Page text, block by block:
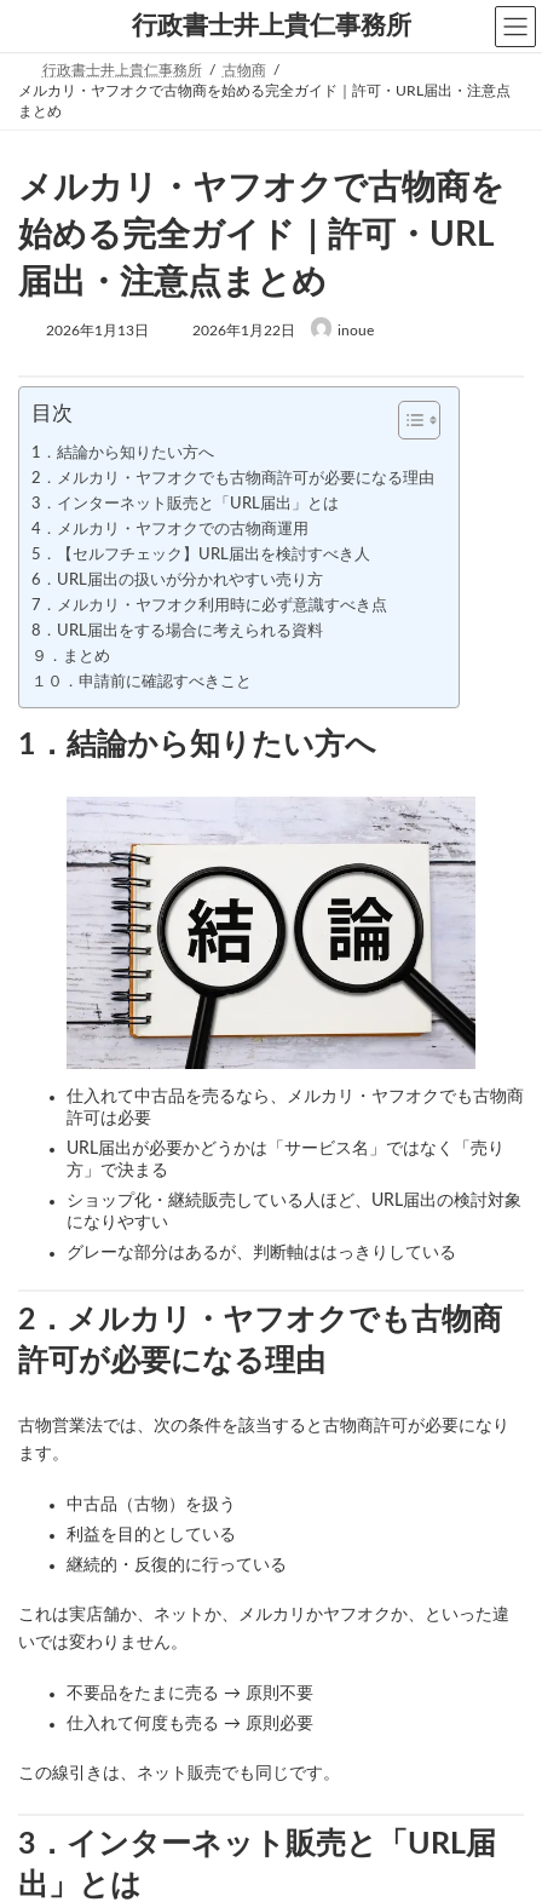
行政書士井上貴仁事務所
行政書士井上貴仁事務所
古物商
メルカリ・ヤフオクで古物商を始める完全ガイド｜許可・URL届出・注意点
まとめ
メルカリ・ヤフオクで古物商を
始める完全ガイド｜許可・URL
届出・注意点まとめ
2026年1月13日
最
新
:
2026年1月22日 inoue
目次
1．結論から知りたい方へ
2．メルカリ・ヤフオクでも古物商許可が必要になる理由
3．インターネット販売と「URL届出」とは
4．メルカリ・ヤフオクでの古物商運用
5．【セルフチェック】URL届出を検討すべき人
6．URL届出の扱いが分かれやすい売り方
7．メルカリ・ヤフオク利用時に必ず意識すべき点
8．URL届出をする場合に考えられる資料
９．まとめ
１０．申請前に確認すべきこと
1．結論から知りたい方へ
仕入れて中古品を売るなら、メルカリ・ヤフオクでも古物商
許可は必要
URL届出が必要かどうかは「サービス名」ではなく「売り
方」で決まる
ショップ化・継続販売している人ほど、URL届出の検討対象
になりやすい
グレーな部分はあるが、判断軸ははっきりしている
2．メルカリ・ヤフオクでも古物商
許可が必要になる理由
古物営業法では、次の条件を該当すると古物商許可が必要になり
ます。
中古品（古物）を扱う
利益を目的としている
継続的・反復的に行っている
これは実店舗か、ネットか、メルカリかヤフオクか、といった違
いでは変わりません。
不要品をたまに売る → 原則不要
仕入れて何度も売る → 原則必要
この線引きは、ネット販売でも同じです。
3．インターネット販売と「URL届
出」とは